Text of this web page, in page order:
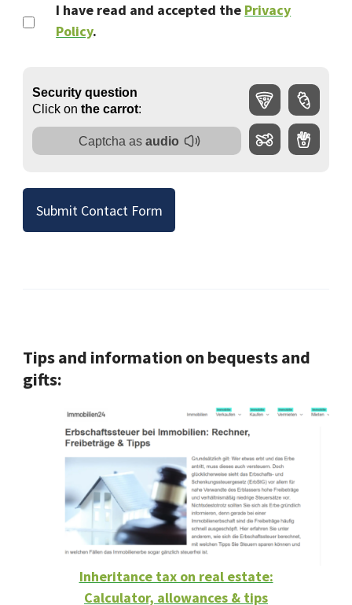
I have read and accepted the Privacy
Policy.
Submit Contact Form
Tips and information on bequests and
gifts:
Inheritance tax on real estate:
Calculator, allowances & tips